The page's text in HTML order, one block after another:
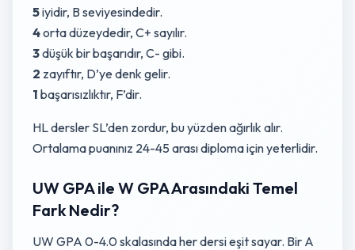
5iyidir, B seviyesindedir.
4orta düzeydedir, C+ sayılır.
3düşük bir başarıdır, C- gibi.
2 zayıftır, D’ye denk gelir.
1 başarısızlıktır, F’dir.
HL dersler SL’den zordur, bu yüzden ağırlık alır.
Ortalama puanınız 24-45 arası diploma için yeterlidir.
UW GPA ile W GPA Arasındaki Temel
Fark Nedir?
UW GPA 0-4.0 skalasında her dersi eşit sayar. Bir A